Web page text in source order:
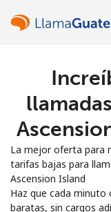
La mejor oferta para
tarifas bajas para
Ascension Island
Haz que cada minuto
baratas, sin cargos